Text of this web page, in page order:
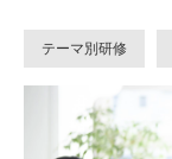
テーマ別研修